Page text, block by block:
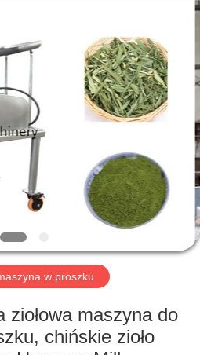
w proszku
ziołowa maszyna do
chińskie zioło